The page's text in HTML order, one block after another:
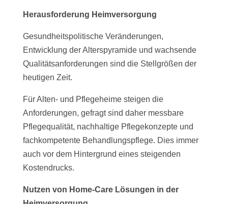
Herausforderung Heimversorgung
Gesundheitspolitische Veränderungen,
Entwicklung der Alterspyramide und wachsende
Qualitätsanforderungen sind die Stellgrößen der
heutigen Zeit.
Für Alten- und Pflegeheime steigen die
Anforderungen, gefragt sind daher messbare
Pflegequalität, nachhaltige Pflegekonzepte und
fachkompetente Behandlungspflege. Dies immer
auch vor dem Hintergrund eines steigenden
Kostendrucks.
Nutzen von Home-Care Lösungen in der